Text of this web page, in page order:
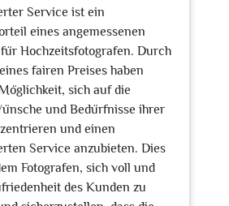
Service ist ein
eines angemessenen
Hochzeitsfotografen. Durch
fairen Preises haben
sich auf die
und Bedürfnisse ihrer
und einen
Service anzubieten. Dies
Fotografen, sich voll und
des Kunden zu